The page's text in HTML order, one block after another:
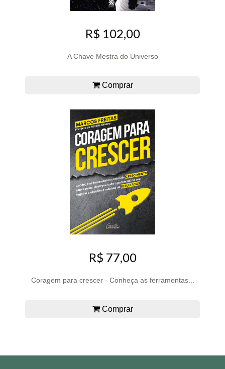
R$ 102,00
A Chave Mestra do Universo
Comprar
R$ 77,00
Coragem para crescer - Conheça as ferramentas...
Comprar